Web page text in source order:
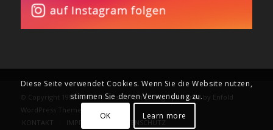
© Copyright 1995 - 2020 - Kunstverein Erding - powered by Enfold
WordPress Theme
KONTAKT
IMPRESSUM DATENSCHUTZ
Diese Seite verwendet Cookies. Wenn Sie die Website nutzen,
stimmen Sie deren Verwendung zu.
OK
Learn more